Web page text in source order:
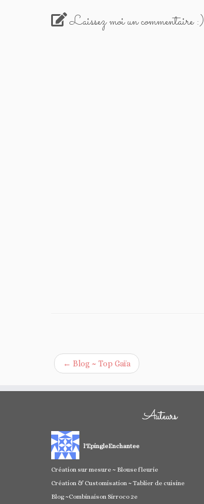
Laissez moi un commentaire :)
← Blog ~ Top Gaïa
Auteurs
l'EpingleEnchantee
Création sur mesure ~ Blouse fleurie
Création & Customisation ~ Tablier de cuisine
Blog ~Combinaison Sirroco 2e